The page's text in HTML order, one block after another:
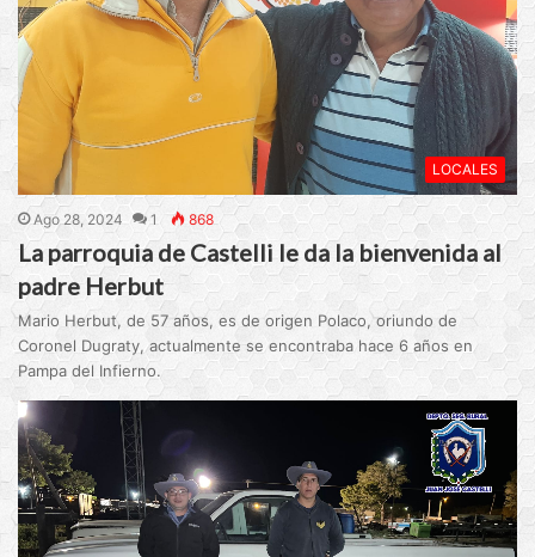
LOCALES
Ago 28, 2024 1 868
La parroquia de Castelli le da la bienvenida al
padre Herbut
Mario Herbut, de 57 años, es de origen Polaco, oriundo de
Coronel Dugraty, actualmente se encontraba hace 6 años en
Pampa del Infierno.